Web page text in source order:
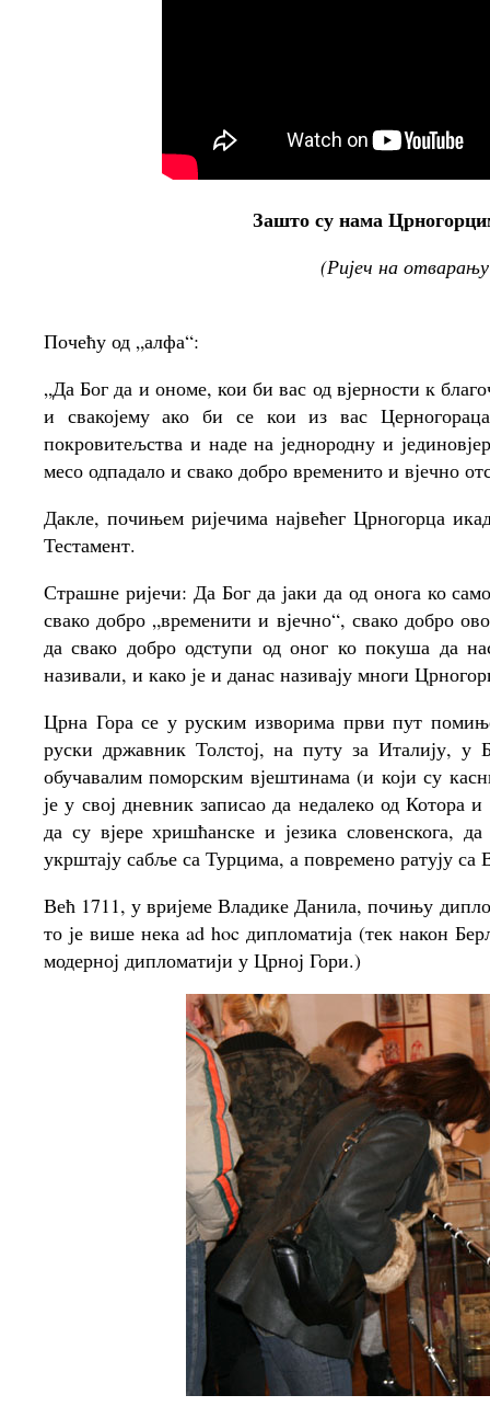
Зашто су нама
(Ријеч на
Почећу од „алфа“:
„Да Бог да и ономе, кои би вас од вјерности к
и свакојему ако би се кои из вас
покровитељства и наде на једнородну и
месо одпадало и свако добро временито и вјечно
Дакле, почињем ријечима највећег Црногорца
Тестамент.
Страшне ријечи: Да Бог да јаки да од онога ко
свако добро „временити и вјечно“, свако добро
да свако добро одступи од оног ко покуша да
називали, и како је и данас називају многи
Црна Гора се у руским изворима први пут
руски државник Толстој, на путу за Италију, у
обучавалим поморским вјештинама (и који су
је у свој дневник записао да недалеко од Котора
да су вјере хришћанске и језика словенскога,
укрштају сабље са Турцима, а повремено ратују са
Већ 1711, у вријеме Владике Данила, почињу
то је више нека ad hoc дипломатија (тек након
модерној дипломатији у Црној Гори.)